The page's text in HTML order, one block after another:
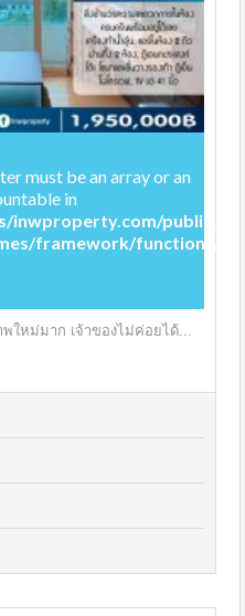
must be an array or an
in
inwproperty.com/
framework/functions/
ใหม่มาก เจ้าของไม่ค่อยได้...